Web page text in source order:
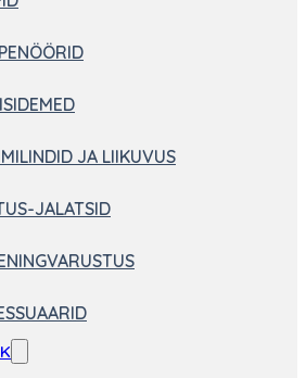
JA LIIKUVUS
JALATSID